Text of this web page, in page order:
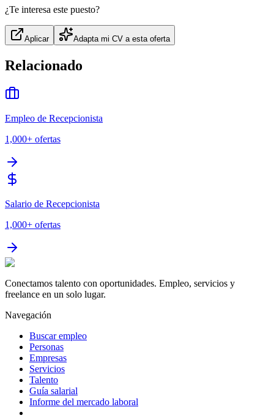
¿Te interesa este puesto?
Aplicar Adapta mi CV a esta oferta
Relacionado
Empleo de Recepcionista
1,000+ ofertas
Salario de Recepcionista
1,000+ ofertas
Conectamos talento con oportunidades. Empleo, servicios y
freelance en un solo lugar.
Navegación
Buscar empleo
Personas
Empresas
Servicios
Talento
Guía salarial
Informe del mercado laboral